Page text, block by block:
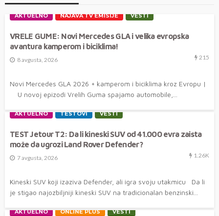
AKTUELNO NAJAVA TV EMISIJE VESTI
VRELE GUME: Novi Mercedes GLA i velika evropska
avantura kamperom i biciklima!
8 avgusta, 2026 215
Novi Mercedes GLA 2026 + kamperom i biciklima kroz Evropu |
U novoj epizodi Vrelih Guma spajamo automobile,...
AKTUELNO TESTOVI VESTI
TEST Jetour T2: Da li kineski SUV od 41.000 evra zaista
može da ugrozi Land Rover Defender?
7 avgusta, 2026 1.26K
Kineski SUV koji izaziva Defender, ali igra svoju utakmicu Da li
je stigao najozbiljniji kineski SUV na tradicionalan benzinski...
AKTUELNO ONLINE PLUS VESTI